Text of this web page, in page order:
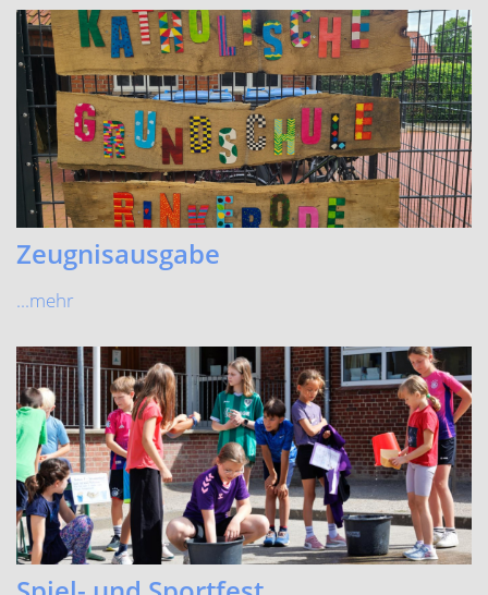
Viel Spaß für Klein und Groß beim Spiel- und Sportfest!
...mehr
ältere Beiträge »
Katholische Grundschule Rinkerode
Mägdestiege 8 48317 Drensteinfurt
Telefon (Schule)02538-8160
E-Mail (Schule)
gs.rinkerode@drensteinfurt.info
Telefon (OGS)
02538-9149052
E-Mail (OGS)ogs-rinkerode@drensteinfurt.info